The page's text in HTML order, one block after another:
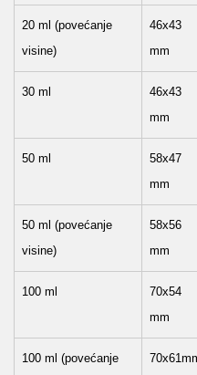
20 ml (povećanje
visine)
46x43
mm
30 ml
46x43
mm
50 ml
58x47
mm
50 ml (povećanje
visine)
58x56
mm
100 ml
70x54
mm
100 ml (povećanje